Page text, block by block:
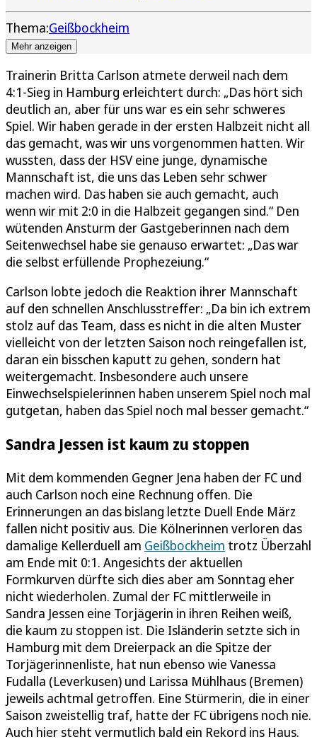
Thema:Geißbockheim
Mehr anzeigen
Trainerin Britta Carlson atmete derweil nach dem
4:1-Sieg in Hamburg erleichtert durch: „Das hört sich
deutlich an, aber für uns war es ein sehr schweres
Spiel. Wir haben gerade in der ersten Halbzeit nicht all
das gemacht, was wir uns vorgenommen hatten. Wir
wussten, dass der HSV eine junge, dynamische
Mannschaft ist, die uns das Leben sehr schwer
machen wird. Das haben sie auch gemacht, auch
wenn wir mit 2:0 in die Halbzeit gegangen sind.“ Den
wütenden Ansturm der Gastgeberinnen nach dem
Seitenwechsel habe sie genauso erwartet: „Das war
die selbst erfüllende Prophezeiung.“
Carlson lobte jedoch die Reaktion ihrer Mannschaft
auf den schnellen Anschlusstreffer: „Da bin ich extrem
stolz auf das Team, dass es nicht in die alten Muster
vielleicht von der letzten Saison noch reingefallen ist,
daran ein bisschen kaputt zu gehen, sondern hat
weitergemacht. Insbesondere auch unsere
Einwechselspielerinnen haben unserem Spiel noch mal
gutgetan, haben das Spiel noch mal besser gemacht.“
Sandra Jessen ist kaum zu stoppen
Mit dem kommenden Gegner Jena haben der FC und
auch Carlson noch eine Rechnung offen. Die
Erinnerungen an das bislang letzte Duell Ende März
fallen nicht positiv aus. Die Kölnerinnen verloren das
damalige Kellerduell am Geißbockheim trotz Überzahl
am Ende mit 0:1. Angesichts der aktuellen
Formkurven dürfte sich dies aber am Sonntag eher
nicht wiederholen. Zumal der FC mittlerweile in
Sandra Jessen eine Torjägerin in ihren Reihen weiß,
die kaum zu stoppen ist. Die Isländerin setzte sich in
Hamburg mit dem Dreierpack an die Spitze der
Torjägerinnenliste, hat nun ebenso wie Vanessa
Fudalla (Leverkusen) und Larissa Mühlhaus (Bremen)
jeweils achtmal getroffen. Eine Stürmerin, die in einer
Saison zweistellig traf, hatte der FC übrigens noch nie.
Auch hier steht vermutlich bald ein Rekord ins Haus.